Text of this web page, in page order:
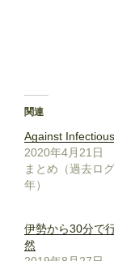
関連
Against
2020年4月21日
まとめ（過去ロ
年）
伊勢から30分で
然